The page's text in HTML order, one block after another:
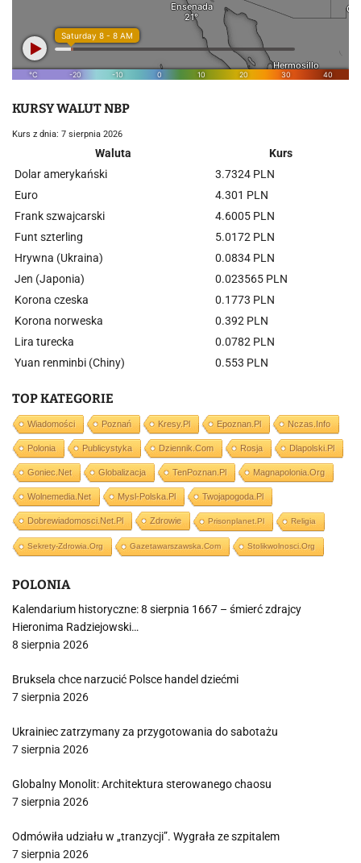
KURSY WALUT NBP
Kurs z dnia: 7 sierpnia 2026
Waluta
Kurs
Dolar amerykański
3.7324 PLN
Euro
4.301 PLN
Frank szwajcarski
4.6005 PLN
Funt szterling
5.0172 PLN
Hrywna (Ukraina)
0.0834 PLN
Jen (Japonia)
0.023565 PLN
Korona czeska
0.1773 PLN
Korona norweska
0.392 PLN
Lira turecka
0.0782 PLN
Yuan renminbi (Chiny)
0.553 PLN
TOP KATEGORIE
Wiadomości Poznań Kresy.pl Epoznan.pl Nczas.info
Polonia Publicystyka Dziennik.com Rosja Dlapolski.pl
Goniec.net Globalizacja TenPoznan.pl Magnapolonia.org
Wolnemedia.net Mysl-Polska.pl Twojapogoda.pl
Dobrewiadomosci.net.pl Zdrowie Prisonplanet.pl Religia
Sekrety-Zdrowia.org Gazetawarszawska.com Stolikwolnosci.org
POLONIA
Kalendarium historyczne: 8 sierpnia 1667 – śmierć zdrajcy
Hieronima Radziejowski…
8 sierpnia 2026
Bruksela chce narzucić Polsce handel dziećmi
7 sierpnia 2026
Ukrainiec zatrzymany za przygotowania do sabotażu
7 sierpnia 2026
Globalny Monolit: Architektura sterowanego chaosu
7 sierpnia 2026
Odmówiła udziału w „tranzycji”. Wygrała ze szpitalem
7 sierpnia 2026